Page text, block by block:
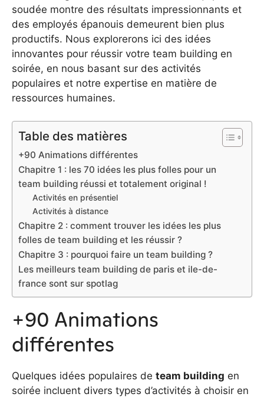
soudée montre des résultats impressionnants et
des employés épanouis demeurent bien plus
productifs. Nous explorerons ici des idées
innovantes pour réussir votre team building en
soirée, en nous basant sur des activités
populaires et notre expertise en matière de
ressources humaines.
Table des matières
+90 Animations différentes
Chapitre 1 : les 70 idées les plus folles pour un
team building réussi et totalement original !
Activités en présentiel
Activités à distance
Chapitre 2 : comment trouver les idées les plus
folles de team building et les réussir ?
Chapitre 3 : pourquoi faire un team building ?
Les meilleurs team building de paris et ile-de-
france sont sur spotlag
+90 Animations
différentes
Quelques idées populaires de team building en
soirée incluent divers types d’activités à choisir en